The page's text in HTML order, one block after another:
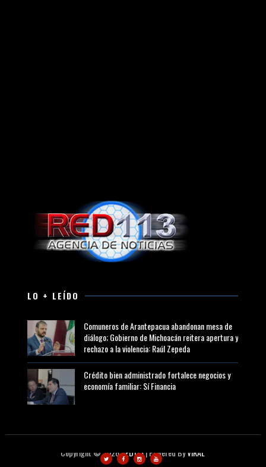
LO + LEÍDO
Comuneros de Arantepacua abandonan mesa de
diálogo; Gobierno de Michoacán reitera apertura y
rechazo a la violencia: Raúl Zepeda
Crédito bien administrado fortalece negocios y
economía familiar: Sí Financia
Copyright ©2026RED113| Powered ByVIRAL